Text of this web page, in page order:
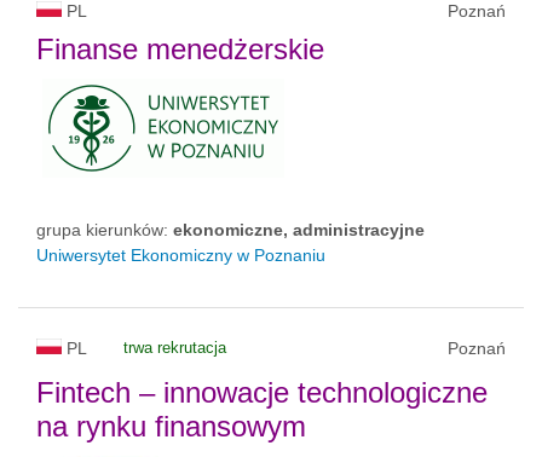
PL Poznań
Finanse menedżerskie
grupa kierunków: ekonomiczne, administracyjne
Uniwersytet Ekonomiczny w Poznaniu
PL trwa rekrutacja Poznań
Fintech – innowacje technologiczne
na rynku finansowym